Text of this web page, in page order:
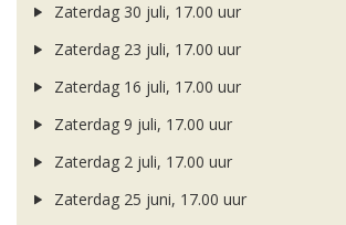
Zaterdag 30 juli, 17.00 uur
Zaterdag 23 juli, 17.00 uur
Zaterdag 16 juli, 17.00 uur
Zaterdag 9 juli, 17.00 uur
Zaterdag 2 juli, 17.00 uur
Zaterdag 25 juni, 17.00 uur